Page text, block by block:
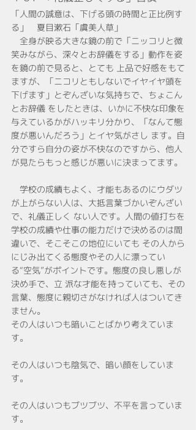
「人間の誠意は、下げる頭の時間と正比例す
る」　夏目漱石「虞美人草」
全身が映る大きな鏡の前で「ニッコリと微
笑みながら、深々とお辞儀をする」動作を姿
を鏡の前で見ると、とても 上品で好感をもて
ますが、「ニコリともしないでイヤイヤ頭を
下げます」とぞんざいな気持ちで、ちょこん
とお辞儀 をしたときは、いかに不快な印象を
与えているかがハッキリ分かり、「なんて態
度が悪いんだろう」とイヤ気がさし ます。自
分ですら自分の姿が不快なのですから、他人
が見たらもっと感じが悪いに決まってます。
学校の成績もよく、才能もあるのにウダツ
が上がらない人は、大抵言葉づかいぞんざい
で、礼儀正しく ない人です。人間の値打ちを
学校の成績や仕事の能力だけで決めるのは間
違いで、そこそこの地位にいても その人から
にじみ出てくる態度やその人に漂ってい
る“空気”がポイントです。態度の良し悪しが
決め手で、立 派な才能を持っていても、その
言葉、態度に親切さがなければ人はついてき
ません。
その人はいつも暗いことばかり考えていま
す。
その人はいつも陰気で、暗い顔をしていま
す。
その人はいつもブツブツ、不平を言っていま
す。